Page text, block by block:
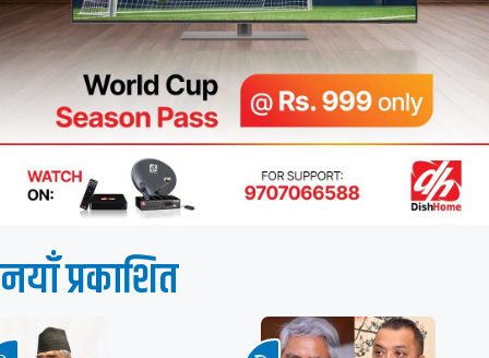
नयाँ प्रकाशित